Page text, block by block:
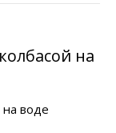
на
на воде